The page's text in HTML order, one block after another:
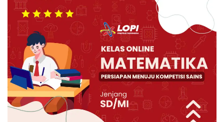
SMA
-
Kimia
SMA
-
Ekonomi